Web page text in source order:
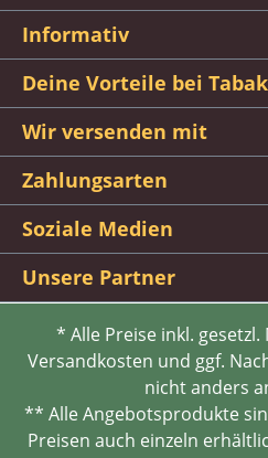
Informativ
Deine Vorteile bei Tabak
Wir versenden mit
Zahlungsarten
Soziale Medien
Unsere Partner
* Alle Preise inkl.
Versandkosten und ggf.
nicht anders
** Alle Angebotsprodukte
Preisen auch einzeln